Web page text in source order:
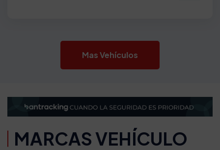
Mas Vehículos
MARCAS VEHÍCULO